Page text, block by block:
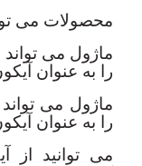
محصولات می
ماژول می
را به عنوان
ماژول می
را به عنوان
می توانید از